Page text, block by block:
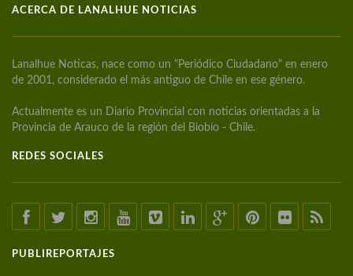
ACERCA DE LANALHUE NOTICIAS
Lanalhue Noticas, nace como un "Periódico Ciudadano" en enero
de 2001, considerado el más antiguo de Chile en ese género.
Actualmente es un Diario Provincial con noticias orientadas a la
Provincia de Arauco de la región del Biobío - Chile.
REDES SOCIALES
PUBLIREPORTAJES